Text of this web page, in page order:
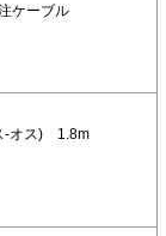
ケーブル
-オス) 1.8m